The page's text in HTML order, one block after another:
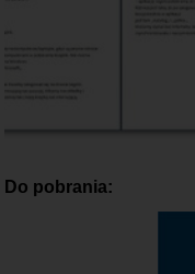
Do pobrania: